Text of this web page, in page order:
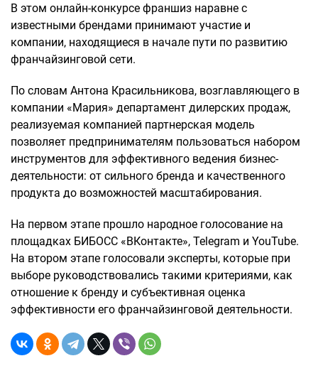
В этом онлайн-конкурсе франшиз наравне с
известными брендами принимают участие и
компании, находящиеся в начале пути по развитию
франчайзинговой сети.
По словам Антона Красильникова, возглавляющего в
компании «Мария» департамент дилерских продаж,
реализуемая компанией партнерская модель
позволяет предпринимателям пользоваться набором
инструментов для эффективного ведения бизнес-
деятельности: от сильного бренда и качественного
продукта до возможностей масштабирования.
На первом этапе прошло народное голосование на
площадках БИБОСС «ВКонтакте», Telegram и YouTube.
На втором этапе голосовали эксперты, которые при
выборе руководствовались такими критериями, как
отношение к бренду и субъективная оценка
эффективности его франчайзинговой деятельности.